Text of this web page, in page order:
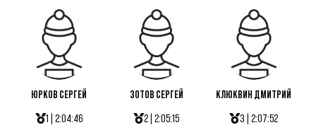
ЮРКОВ СЕРГЕЙ
1 | 2:04:46
ЗОТОВ СЕРГЕЙ
2 | 2:05:15
КЛЮКВИН ДМИТРИЙ
3 | 2:07:52